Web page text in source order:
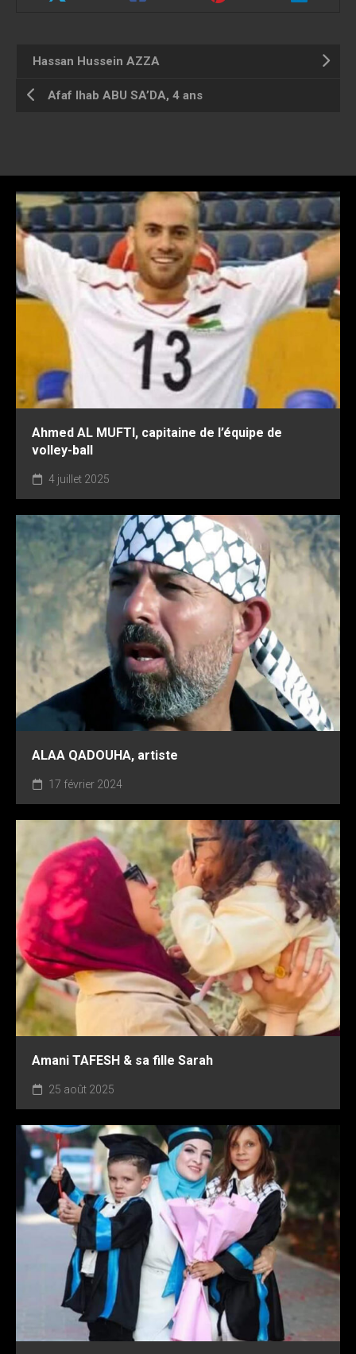
Hassan Hussein AZZA
Afaf Ihab ABU SA’DA, 4 ans
Ahmed AL MUFTI, capitaine de l’équipe de
volley-ball
4 juillet 2025
ALAA QADOUHA, artiste
17 février 2024
Amani TAFESH & sa fille Sarah
25 août 2025